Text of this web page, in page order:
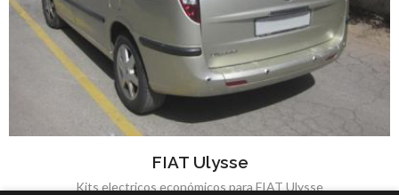
FIAT Ulysse
Kits electricos económicos para FIAT Ulysse